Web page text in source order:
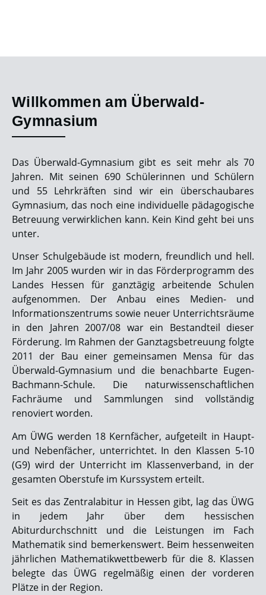
Willkommen am Überwald-
Gymnasium
Das Überwald-Gymnasium gibt es seit mehr als 70
Jahren. Mit seinen 690 Schülerinnen und Schülern
und 55 Lehrkräften sind wir ein überschaubares
Gymnasium, das noch eine individuelle pädagogische
Betreuung verwirklichen kann. Kein Kind geht bei uns
unter.
Unser Schulgebäude ist modern, freundlich und hell.
Im Jahr 2005 wurden wir in das Förderprogramm des
Landes Hessen für ganztägig arbeitende Schulen
aufgenommen. Der Anbau eines Medien- und
Informationszentrums sowie neuer Unterrichtsräume
in den Jahren 2007/08 war ein Bestandteil dieser
Förderung. Im Rahmen der Ganztagsbetreuung folgte
2011 der Bau einer gemeinsamen Mensa für das
Überwald-Gymnasium und die benachbarte Eugen-
Bachmann-Schule. Die naturwissenschaftlichen
Fachräume und Sammlungen sind vollständig
renoviert worden.
Am ÜWG werden 18 Kernfächer, aufgeteilt in Haupt-
und Nebenfächer, unterrichtet. In den Klassen 5-10
(G9) wird der Unterricht im Klassenverband, in der
gesamten Oberstufe im Kurssystem erteilt.
Seit es das Zentralabitur in Hessen gibt, lag das ÜWG
in jedem Jahr über dem hessischen
Abiturdurchschnitt und die Leistungen im Fach
Mathematik sind bemerkenswert. Beim hessenweiten
jährlichen Mathematikwettbewerb für die 8. Klassen
belegte das ÜWG regelmäßig einen der vorderen
Plätze in der Region.